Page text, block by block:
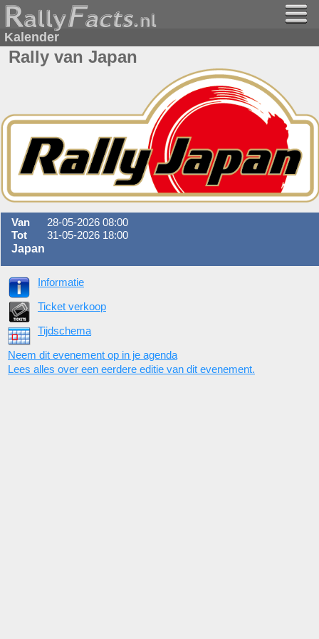
Kalender
Rally van Japan
Van
28-05-2026 08:00
Tot
31-05-2026 18:00
Japan
Informatie
Ticket verkoop
Tijdschema
Neem dit evenement op in je agenda
Lees alles over een eerdere editie van dit evenement.